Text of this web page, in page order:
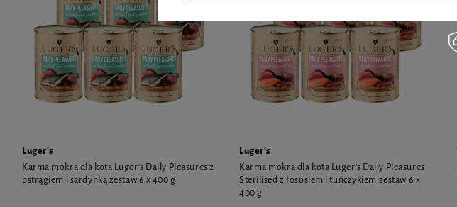
Luger's
Karma mokra dla kota Luger's Daily Pleasures z
pstrągiem i sardynką zestaw 6 x 400 g
Luger's
Karma mokra dla kota Luger's Daily Pleasures
Sterilised z łososiem i tuńczykiem zestaw 6 x
400 g